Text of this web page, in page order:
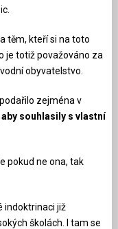
těm, kteří si na toto
je totiž považováno za
obyvatelstvo.
zejména v
souhlasily s vlastní
pokud ne ona, tak
indoktrinaci již
školách. I tam se